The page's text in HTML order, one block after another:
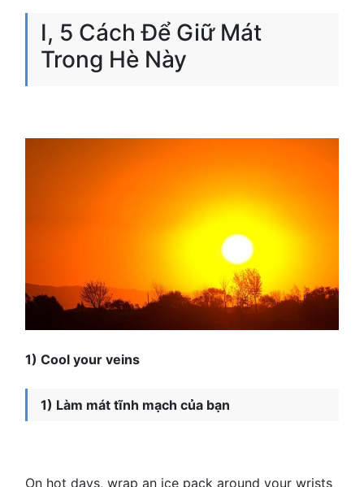
I, 5 Cách Để Giữ Mát
Trong Hè Này
1) Cool your veins
1) Làm mát tĩnh mạch của bạn
On hot days, wrap an ice pack around your wrists